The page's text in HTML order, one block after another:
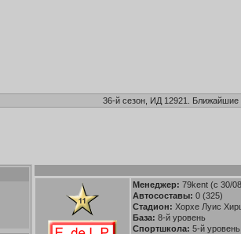
36-й сезон, ИД 12921.
Менеджер: 79kent (с 30/
Автосоставы: 0 (325)
Стадион: Хорхе Луис
База: 8-й уровень
Спортшкола: 5-й уровень